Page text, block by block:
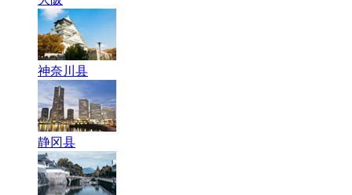
神奈川县
静冈县